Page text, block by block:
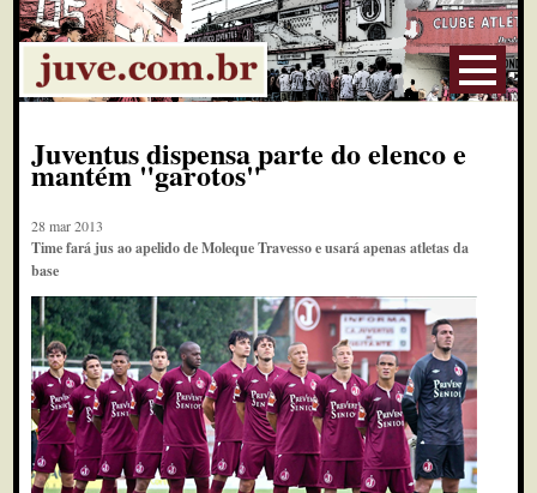
Juventus dispensa parte do elenco e
mantém "garotos"
28 mar 2013
Time fará jus ao apelido de Moleque Travesso e usará apenas atletas da
base